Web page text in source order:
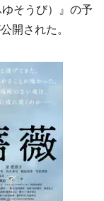
そうび）』の予
開された。